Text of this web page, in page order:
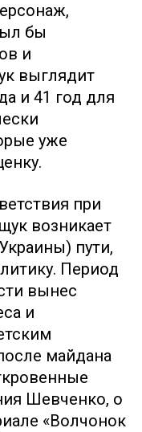
бы
и
выглядит
и 41 год для
уже
при
возникает
пути,
Период
вынес
и
майдана
Шевченко, о
«Волчонок